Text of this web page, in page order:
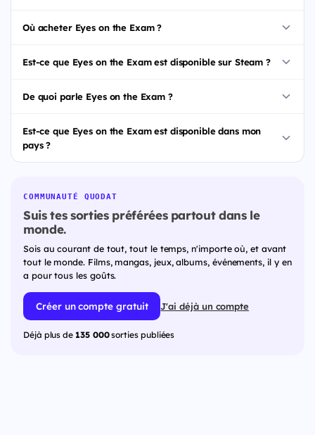
Où acheter Eyes on the Exam ?
Est-ce que Eyes on the Exam est disponible sur Steam ?
De quoi parle Eyes on the Exam ?
Est-ce que Eyes on the Exam est disponible dans mon
pays ?
COMMUNAUTÉ QUODAT
Suis tes sorties préférées partout dans le
monde.
Sois au courant de tout, tout le temps, n'importe où, et avant
tout le monde. Films, mangas, jeux, albums, événements, il y en
a pour tous les goûts.
Créer un compte gratuit J'ai déjà un compte
Déjà plus de 135 000sorties publiées